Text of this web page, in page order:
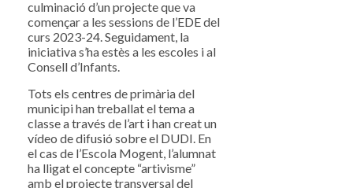
culminació d’un projecte que va
començar a les sessions de l’EDE del
curs 2023-24. Seguidament, la
iniciativa s’ha estès a les escoles i al
Consell d’Infants.
Tots els centres de primària del
municipi han treballat el tema a
classe a través de l’art i han creat un
vídeo de difusió sobre el DUDI. En
el cas de l’Escola Mogent, l’alumnat
ha lligat el concepte “artivisme”
amb el projecte transversal del